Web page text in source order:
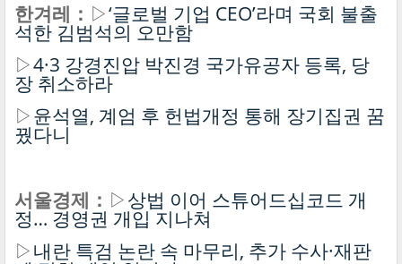
한겨레： ▷‘글로벌 기업 CEO’라며 국회 불출
석한 김범석의 오만함
▷4·3 강경진압 박진경 국가유공자 등록, 당
장 취소하라
▷윤석열, 계엄 후 헌법개정 통해 장기집권 꿈
꿨다니
서울경제： ▷상법 이어 스튜어드십코드 개
정… 경영권 개입 지나쳐
▷내란 특검 논란 속 마무리, 추가 수사·재판